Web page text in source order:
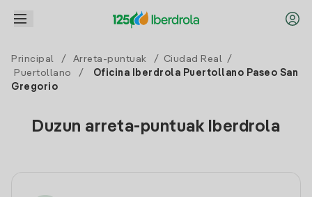
Principal / Arreta-puntuak / Ciudad Real /
Puertollano
/
Oficina Iberdrola Puertollano Paseo San
Gregorio
Duzun arreta-puntuak Iberdrola